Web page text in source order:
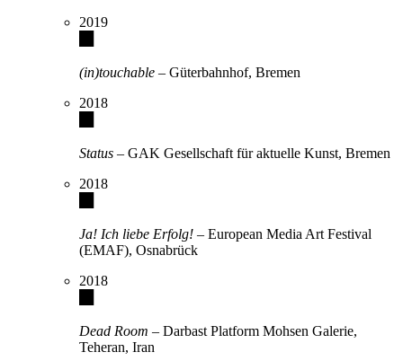
2019
(in)touchable – Güterbahnhof, Bremen
2018
Status – GAK Gesellschaft für aktuelle Kunst, Bremen
2018
Ja! Ich liebe Erfolg! – European Media Art Festival
(EMAF), Osnabrück
2018
Dead Room – Darbast Platform Mohsen Galerie,
Teheran, Iran